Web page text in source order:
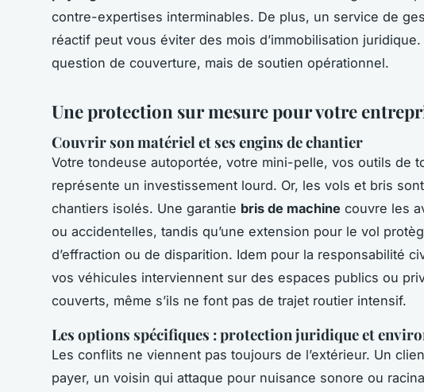
contre-expertises interminables. De plus, un service de
réactif peut vous éviter des mois d’immobilisation juridique.
question de couverture, mais de soutien opérationnel.
Une protection sur mesure pour votre
Couvrir son matériel et ses engins de chantier
Votre tondeuse autoportée, votre mini-pelle, vos outils de
représente un investissement lourd. Or, les vols et bris
chantiers isolés. Une garantie bris de machine couvre les
ou accidentelles, tandis qu’une extension pour le vol
d’effraction ou de disparition. Idem pour la responsabilité
vos véhicules interviennent sur des espaces publics ou
couverts, même s’ils ne font pas de trajet routier intensif.
Les options spécifiques : protection juridique et
Les conflits ne viennent pas toujours de l’extérieur. Un
payer, un voisin qui attaque pour nuisance sonore ou